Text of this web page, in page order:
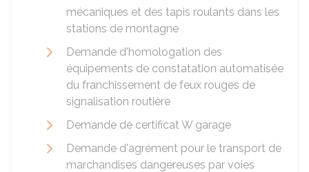
mécaniques et des tapis roulants dans les
stations de montagne
Demande d'homologation des
équipements de constatation automatisée
du franchissement de feux rouges de
signalisation routière
Demande de certificat W garage
Demande d'agrément pour le transport de
marchandises dangereuses par voies